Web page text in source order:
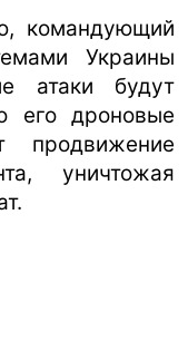
командующий
Украины
атаки будут
его дроновые
продвижение
уничтожая